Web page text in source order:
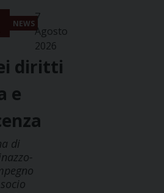
NEWS
7
Agosto
2026
diritti
e
di